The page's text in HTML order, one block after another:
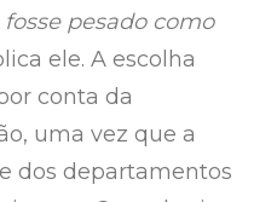
pesado como
ele. A escolha
conta da
uma vez que a
dos departamentos